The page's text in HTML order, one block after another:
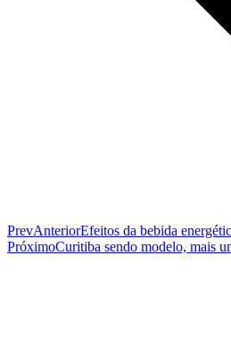
PrevAnteriorEfeitos da bebida
PróximoCuritiba sendo modelo, mais